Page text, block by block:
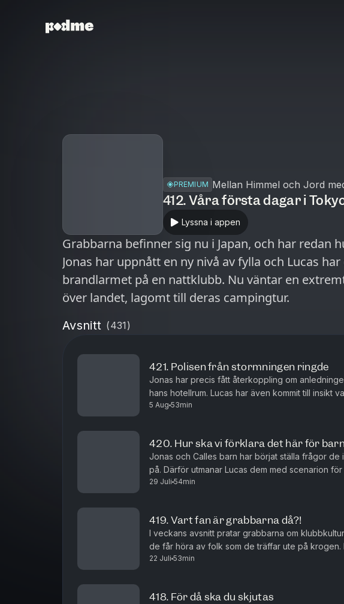
PREMIUM Mellan Himmel och Jord
412. Våra första dagar i
Lyssna i appen
Grabbarna befinner sig nu i Japan, och har redan
Jonas har uppnått en ny nivå av fylla och Lucas
brandlarmet på en nattklubb. Nu väntar en
över landet, lagomt till deras campingtur.
Avsnitt (431 )
421. Polisen från stormningen ringde
Jonas har precis fått återkoppling om
hans hotellrum. Lucas har även kommit till insikt
han är så otrevlig.
5 Aug 53min
420. Hur ska vi förklara det här för
Jonas och Calles barn har börjat ställa frågor de
på. Därför utmanar Lucas dem med scenarion
på de jobbigaste frågorna. Dessutom snackas det
29 Juli 54min
419. Vart fan är grabbarna då?!
I veckans avsnitt pratar grabbarna om
de får höra av folk som de träffar ute på krogen.
drabbats av en invasion av paddor, och hans katt
22 Juli 53min
418. För då ska du skjutas